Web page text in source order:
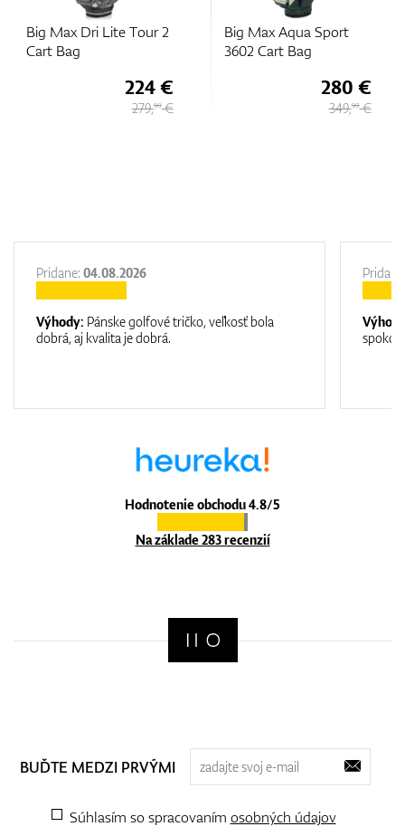
Big Max Aqua Sport
3602 Cart Bag
280 €
349,90€
Big Max Aqua Sport 4
Cart Bag
247 €
329,90€
Hodnotenie obchodu 4.8/5
Na základe 283 recenzií
Pridane: 04.08.2026
Výhody: Pánske golfové tričko, veľkosť bola
dobrá, aj kvalita je dobrá.
BUĎTE MEDZI PRVÝMI
Súhlasím so spracovaním osobných údajov